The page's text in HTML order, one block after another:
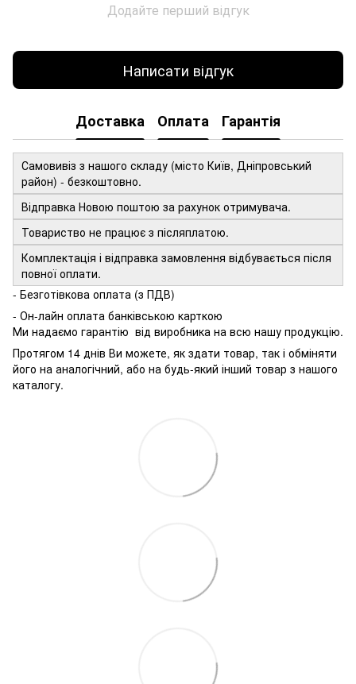
Додайте перший відгук
Написати відгук
Доставка Оплата Гарантія
Самовивіз з нашого складу (місто Київ, Дніпровський
район) - безкоштовно.
Відправка Новою поштою за рахунок отримувача.
Товариство не працює з післяплатою.
Комплектація і відправка замовлення відбувається після
повної оплати.
- Безготівкова оплата (з ПДВ)
- Он-лайн оплата банківською карткою
Ми надаємо гарантію від виробника на всю нашу продукцію.
Протягом 14 днів Ви можете, як здати товар, так і обміняти
його на аналогічний, або на будь-який інший товар з нашого
каталогу.